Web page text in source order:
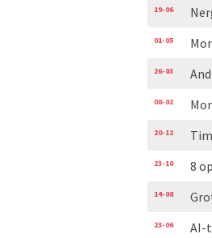
19-06
01-05
26-03
08-02
20-12
23-10 8
14-08
23-06 AI-